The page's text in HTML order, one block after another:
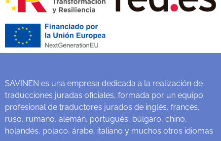
SAVINEN es una empresa dedicada a la realización de
traducciones juradas oficiales, formada por un equipo
profesional de traductores jurados de inglés, francés,
ruso, rumano, alemán, portugués, búlgaro, chino,
holandés, polaco, árabe, italiano y muchos otros idiomas